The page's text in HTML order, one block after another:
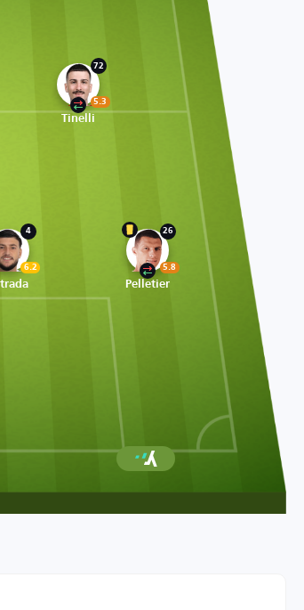
72
5.3
Tinelli
4
6.2
26
5.8
Pelletier